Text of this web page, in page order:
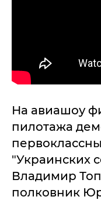
На авиашоу
пилотажа
"Украинских
Владимир
полковник